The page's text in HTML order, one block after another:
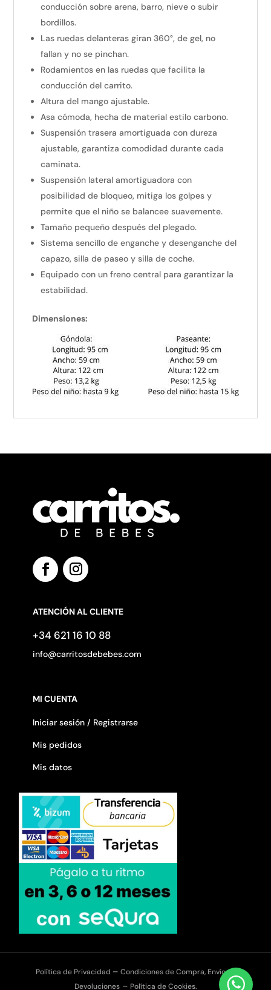
conducción sobre arena, barro, nieve o subir
bordillos.
Las ruedas delanteras giran 360°, de gel, no
fallan y no se pinchan.
Rodamientos en las ruedas que facilita la
conducción del carrito.
Altura del mango ajustable.
Asa cómoda, hecha de material estilo carbono.
Suspensión trasera amortiguada con dureza
ajustable, garantiza comodidad durante cada
caminata.
Suspensión lateral amortiguadora con
posibilidad de bloqueo, mitiga los golpes y
permite que el niño se balancee suavemente.
Tamaño pequeño después del plegado.
Sistema sencillo de enganche y desenganche del
capazo, silla de paseo y silla de coche.
Equipado con un freno central para garantizar la
estabilidad.
Dimensiones:
ATENCIÓN AL CLIENTE
+34 621 16 10 88
info@carritosdebebes.com
MI CUENTA
Iniciar sesión / Registrarse
Mis pedidos
Mis datos
Política de Privacidad – Condiciones de Compra, Envíos y
Devoluciones– Política de Cookies.